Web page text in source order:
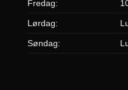
Fredag:
Lørdag:
Søndag: